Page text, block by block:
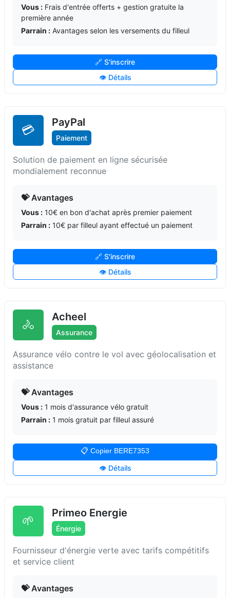
Vous : Frais d'entrée offerts + gestion gratuite la
première année
Parrain : Avantages selon les versements du filleul
🔗 S'inscrire
👁️ Détails
💳
PayPal
Paiement
Solution de paiement en ligne sécurisée
mondialement reconnue
💝 Avantages
Vous : 10€ en bon d'achat après premier paiement
Parrain : 10€ par filleul ayant effectué un paiement
🔗 S'inscrire
👁️ Détails
🚴
Acheel
Assurance
Assurance vélo contre le vol avec géolocalisation et
assistance
💝 Avantages
Vous : 1 mois d'assurance vélo gratuit
Parrain : 1 mois gratuit par filleul assuré
📋 Copier BERE7353
👁️ Détails
🌱
Primeo Energie
Énergie
Fournisseur d'énergie verte avec tarifs compétitifs
et service client
💝 Avantages